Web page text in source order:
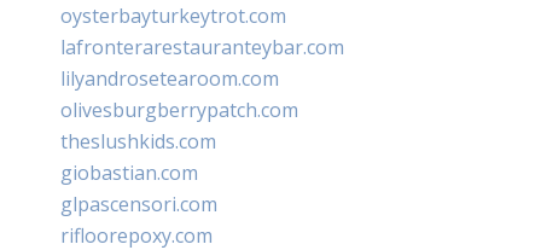
oysterbayturkeytrot.com
lafronterarestauranteybar.com
lilyandrosetearoom.com
olivesburgberrypatch.com
theslushkids.com
giobastian.com
glpascensori.com
rifloorepoxy.com